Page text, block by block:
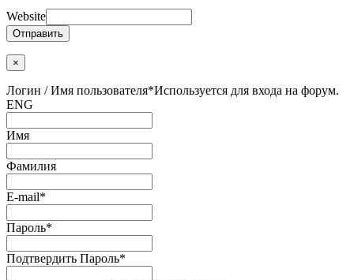
Website
Отправить
×
Логин / Имя пользователя*Используется для входа на форум.
ENG
Имя
Фамилия
E-mail*
Пароль*
Подтвердить Пароль*